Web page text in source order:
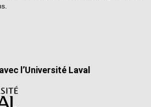
l’Université Laval